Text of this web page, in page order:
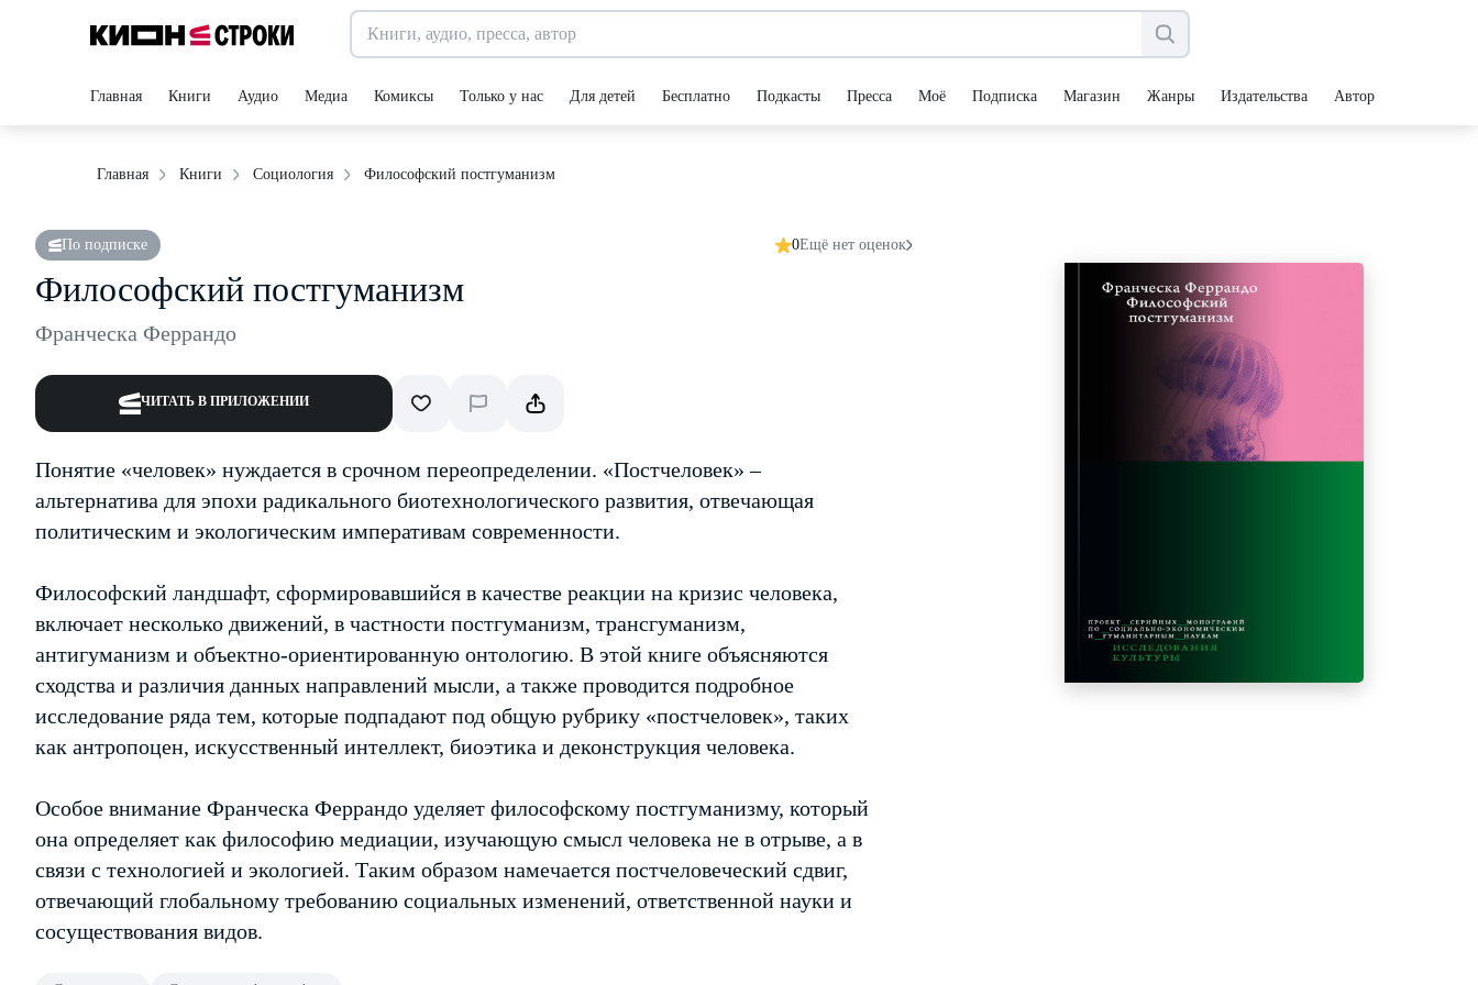
Главная Книги Аудио Медиа Комиксы Только у нас Для детей Бесплатно Подкасты Пресса Моё Подписка Магазин Жанры Издательства Авторы
Главная Книги Социология Философский постгуманизм
По подписке 0Ещё нет оценок
Философский постгуманизм
Франческа Феррандо
ЧИТАТЬ В ПРИЛОЖЕНИИ
Понятие «человек» нуждается в срочном переопределении. «Постчеловек» –
альтернатива для эпохи радикального биотехнологического развития, отвечающая
политическим и экологическим императивам современности.
Философский ландшафт, сформировавшийся в качестве реакции на кризис человека,
включает несколько движений, в частности постгуманизм, трансгуманизм,
антигуманизм и объектно-ориентированную онтологию. В этой книге объясняются
сходства и различия данных направлений мысли, а также проводится подробное
исследование ряда тем, которые подпадают под общую рубрику «постчеловек», таких
как антропоцен, искусственный интеллект, биоэтика и деконструкция человека.
Особое внимание Франческа Феррандо уделяет философскому постгуманизму, который
она определяет как философию медиации, изучающую смысл человека не в отрыве, а в
связи с технологией и экологией. Таким образом намечается постчеловеческий сдвиг,
отвечающий глобальному требованию социальных изменений, ответственной науки и
сосуществования видов.